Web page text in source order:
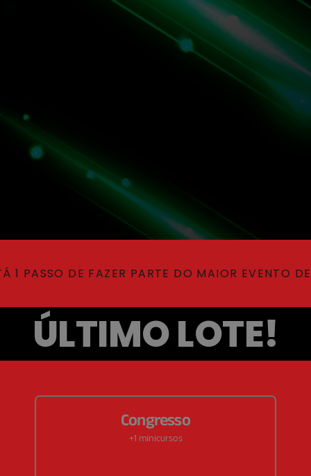
DE FAZER PARTE DO MAIOR EVENTO DE
ÚLTIMO LOTE!
Congresso
+1 minicursos